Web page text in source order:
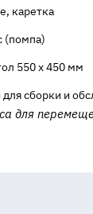
каретка
(помпа)
550 х 450 мм
сборки и
для